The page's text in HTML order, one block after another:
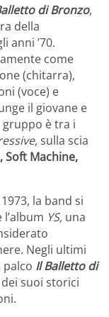
di Bronzo,
della
anni ’70.
come
(chitarra),
(voce) e
il giovane e
è tra i
sulla scia
Soft Machine,
la band si
YS, una
Negli ultimi
Il Balletto di
suoi storici